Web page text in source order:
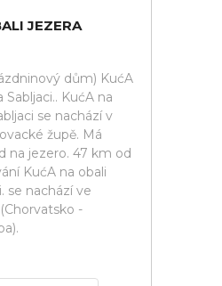
JEZERA
dům) KućA
Sabljaci.. KućA na
se nachází v
župě. Má
na jezero. 47 km od
KućA na obali
se nachází ve
-